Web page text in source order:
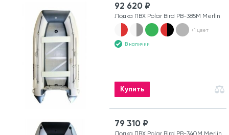
92 620 ₽
Лодка ПВХ Polar Bird PB-385M Merlin
+1 цвет
В наличии
Купить
79 310 ₽
Лодка ПВХ Polar Bird PB-340M Merlin